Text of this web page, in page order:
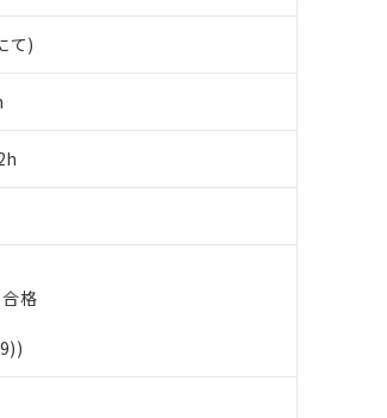
て)
格
類４物質の対応では、対応完了までの期間は
載しておりました。
了していることから、特段のことがない限り